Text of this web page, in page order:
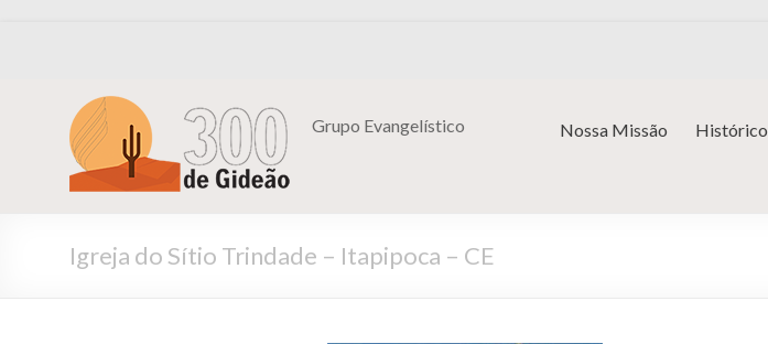
Grupo Evangelístico Nossa Missão Histórico
Igreja do Sítio Trindade – Itapipoca – CE